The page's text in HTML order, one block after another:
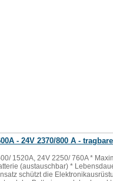
- 24V 2370/800 A - tragbare
1520A, 24V 2250/ 760A *
(austauschbar) *
schützt die